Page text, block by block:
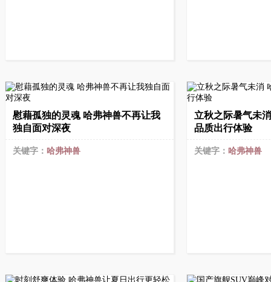
慰藉孤独的灵魂 哈弗神兽不再让我
独自面对深夜
关键字： 哈弗神兽
立秋之际暑气未
品质出行体验
关键字： 哈弗神兽